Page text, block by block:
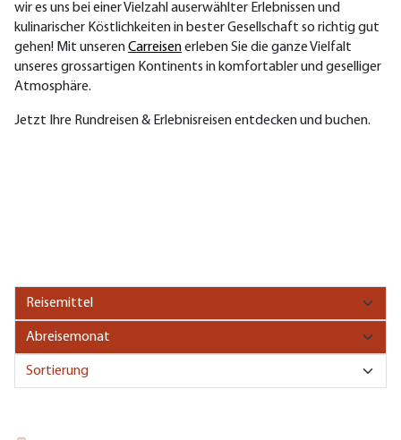
wir es uns bei einer Vielzahl auserwählter Erlebnissen und
kulinarischer Köstlichkeiten in bester Gesellschaft so richtig gut
gehen! Mit unserenCarreisenerleben Sie die ganze Vielfalt
unseres grossartigen Kontinents in komfortabler und geselliger
Atmosphäre.
Jetzt Ihre Rundreisen & Erlebnisreisen entdecken und buchen.